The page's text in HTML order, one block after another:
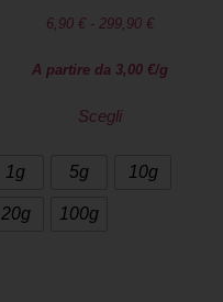
6,90 € - 299,90 €
A partire da 3,00 €/g
Scegli
1g 5g 10g
20g 100g